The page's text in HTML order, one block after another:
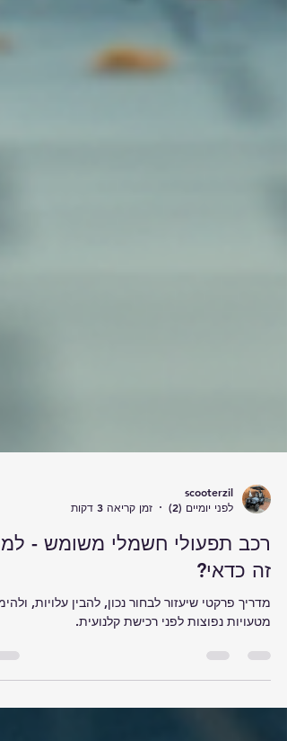
לפני יומיים (2)
זמן קריאה 3 דקות
רכב תפעולי חשמלי משומש -
זה כדאי?
מטעויות נפוצות לפני רכישת קלנועית.